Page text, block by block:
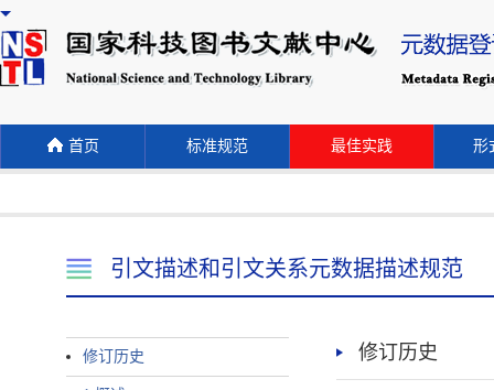
首页 标准规范 最佳实践 形
引文描述和引文关系元数据描述规范
修订历史 修订历史